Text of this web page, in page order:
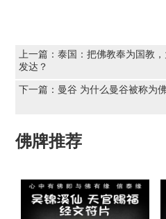
上一篇：泰国：把佛教奉为国教
发达？
下一篇： 曼谷 为什么曼谷被称为
佛牌推荐